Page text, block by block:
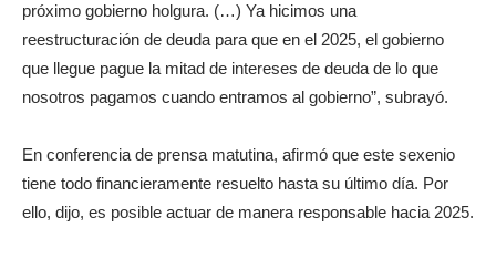
próximo gobierno holgura. (…) Ya hicimos una
reestructuración de deuda para que en el 2025, el gobierno
que llegue pague la mitad de intereses de deuda de lo que
nosotros pagamos cuando entramos al gobierno”, subrayó.
En conferencia de prensa matutina, afirmó que este sexenio
tiene todo financieramente resuelto hasta su último día. Por
ello, dijo, es posible actuar de manera responsable hacia 2025.